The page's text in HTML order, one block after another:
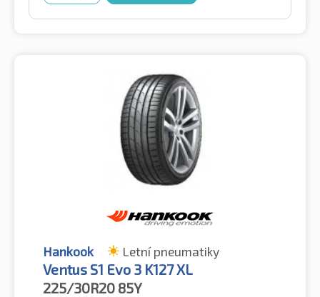
Hankook Letní pneumatiky
Ventus S1 Evo 3 K127 XL
225/30R20 85Y